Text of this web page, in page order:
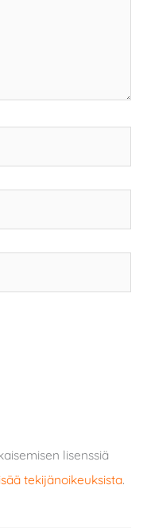
lisenssiä
tekijänoikeuksista.